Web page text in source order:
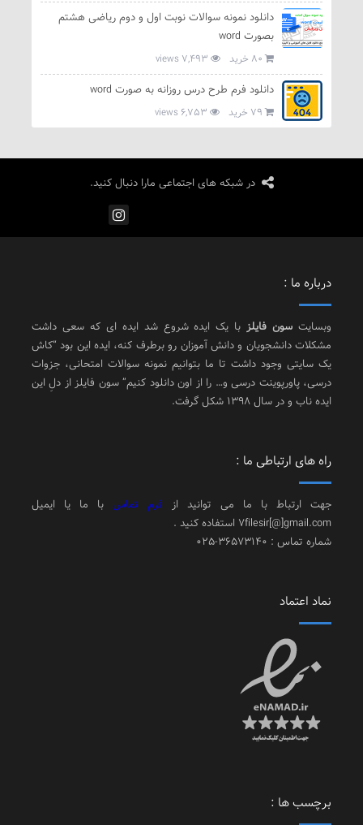
دانلود نمونه سوالات نوبت اول و دوم ریاضی هشتم
بصورت word
80 خرید
دانلود فرم طرح درس روزانه به صورت word
79 خرید
در شبکه های اجتماعی مارا دنبال کنید.
درباره ما :
وبسایت سون فایلزبا یک ایده شروع شد ایده ای که سعی داشت
مشکلات دانشجویان و دانش آموزان رو برطرف کنه، ایده این بود “کاش
یک سایتی وجود داشت تا ما بتوانیم نمونه سوالات امتحانی، جزوات
درسی، پاورپوینت درسی و… را از اون دانلود کنیم” سون فایلز از دلِ این
ایده ناب و در سال 1398 شکل گرفت.
راه های ارتباطی ما :
جهت ارتباط با ما می توانید از فرم تماس با ما یا ایمیل
7filesir[@]gmail.com استفاده کنید .
شماره تماس : 36573140-025
نماد اعتماد
برچسب ها :